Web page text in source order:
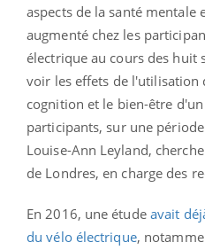
aspects de la santé mentale
augmenté chez les
électrique au cours des huit
voir les effets de l'utilisation
cognition et le bien-être
participants, sur une
Louise-Ann Leyland,
de Londres, en charge des
En 2016, une étudeavait
du vélo électrique,